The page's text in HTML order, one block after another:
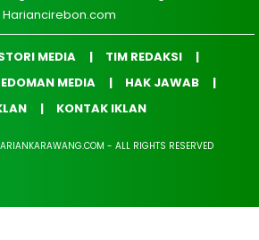
Hariancirebon.com
MEDIA
TIM REDAKSI
MEDIA
HAK JAWAB
KONTAK IKLAN
- ALL RIGHTS RESERVED